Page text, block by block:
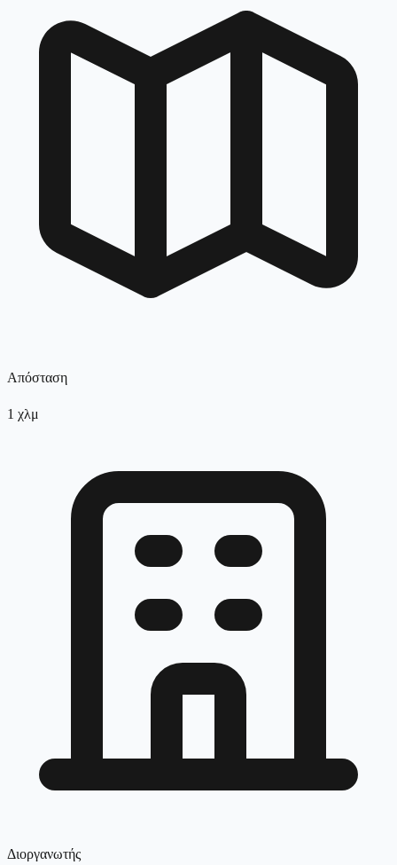
Απόσταση
1 χλμ
Διοργανωτής